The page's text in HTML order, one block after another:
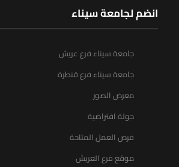
انضم لجامعة سيناء
جامعة سيناء فرع عريش
جامعة سيناء فرع قنطرة
معرض الصور
جولة افتراضية
فرص العمل المتاحة
موقع فرع العريش